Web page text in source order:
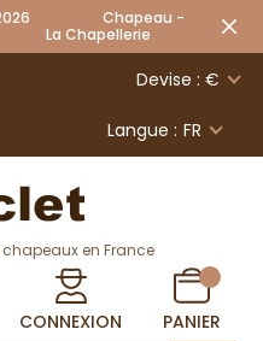
2026 Chapeau -
Chapellerie
Devise : €
Langue : FR
en France
CONNEXION PANIER